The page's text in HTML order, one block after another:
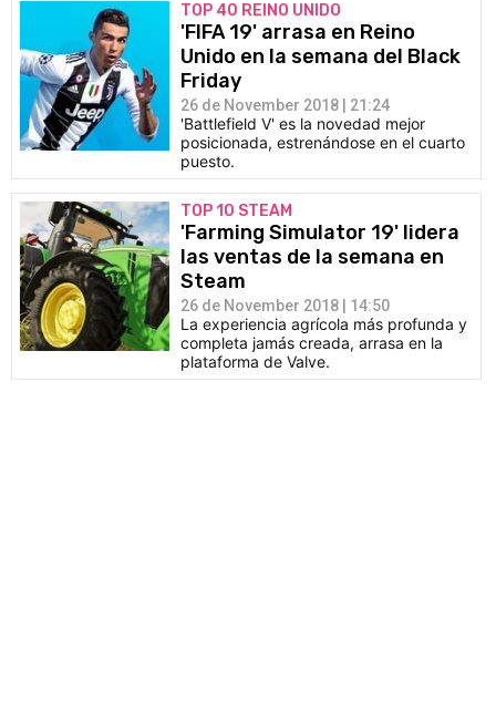
TOP 40 REINO UNIDO
'FIFA 19' arrasa en Reino
Unido en la semana del Black
Friday
26 de November 2018 | 21:24
'Battlefield V' es la novedad mejor
posicionada, estrenándose en el cuarto
puesto.
TOP 10 STEAM
'Farming Simulator 19' lidera
las ventas de la semana en
Steam
26 de November 2018 | 14:50
La experiencia agrícola más profunda y
completa jamás creada, arrasa en la
plataforma de Valve.